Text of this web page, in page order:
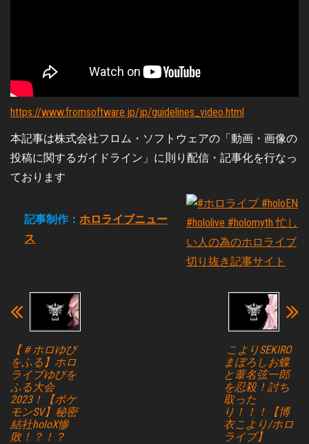
https://www.fromsoftware.jp/jp/guidelines_video.html
本記事は株式会社フロム・ソフトウェアの「動画・画像の
投稿に関するガイドライン」に則り配信・記事化を行なっ
ております
記事制作：ホロライブニュー
ス
【＃ホロゆび
をふる】ホロ
ライブゆびを
ふる大会
2023！【ポケ
モンSV】秘密
結社holoX惨
敗！？！？
こよりSEKIRO
まぼろしお蝶
と葦名弦一郎
を忍殺！討ち
取った
り！！！【博
衣こより/ホロ
ライブ】